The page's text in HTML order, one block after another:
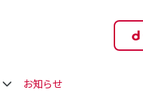
お知らせ